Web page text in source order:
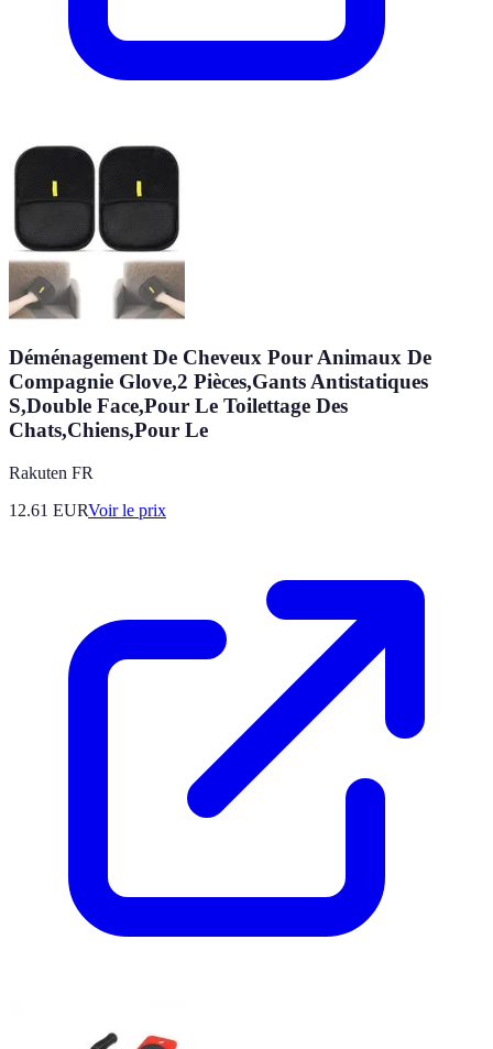
Déménagement De Cheveux Pour Animaux De
Compagnie Glove,2 Pièces,Gants Antistatiques
S,Double Face,Pour Le Toilettage Des
Chats,Chiens,Pour Le
Rakuten FR
12.61 EURVoir le prix